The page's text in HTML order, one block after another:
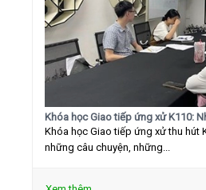
Khóa học Giao tiếp ứng xử K110:
Khóa học Giao tiếp ứng xử thu hút
những câu chuyện, những...